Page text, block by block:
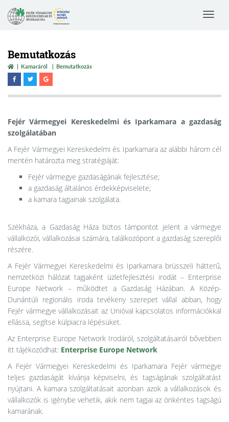
Toggle
Bemutatkozás
Kamaráról Bemutatkozás
Fejér Vármegyei Kereskedelmi és Iparkamara a gazdaság
szolgálatában
A Fejér Vármegyei Kereskedelmi és Iparkamara az alábbi három cél
mentén határozta meg stratégiáját:
Fejér vármegye gazdaságának fejlesztése;
a gazdaság általános érdekképviselete;
a kamara tagjainak szolgálata.
Székháza, a Gazdaság Háza biztos támpontot jelent a vármegye
vállalkozói, vállalkozásai számára, találkozópont a gazdaság szereplői
részére.
A Fejér Vármegyei Kereskedelmi és Iparkamara brüsszeli hátterű,
nemzetközi hálózat tagjaként üzletfejlesztési irodát – Enterprise
Europe Network – működtet a Gazdaság Házában. A Közép-
Dunántúli regionális iroda tevékeny szerepet vállal abban, hogy
Fejér vármegye vállalkozásait az Unióval kapcsolatos információkkal
ellássa, segítse külpiacra lépésüket.
Az Enterprise Europe Network Irodáról, szolgáltatásairól bővebben
itt tájékozódhat: Enterprise Europe Network
A Fejér Vármegyei Kereskedelmi és Iparkamara Fejér vármegye
teljes gazdaságát kívánja képviselni, és tagságának szolgáltatást
nyújtani. A kamara szolgáltatásait azonban azok a vállalkozások és
vállalkozók is igénybe vehetik, akik nem tagjai az önkéntes tagságú
kamarának.